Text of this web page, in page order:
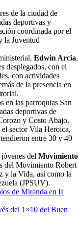
de la ciudad de
deportivas y
coordinada por el
la Juventud
Edwin Arcia,
desplegados, con el
con actividades
de la presencia en
en las parroquias San
deportivas de
y Costo Abajo,
el sector Vila Heroica,
entre 30 y 40
del Movimiento
del Movimiento Robert
y la Vida, así como la
(JPSUV).
de Miranda en la
del 1×10 del Buen